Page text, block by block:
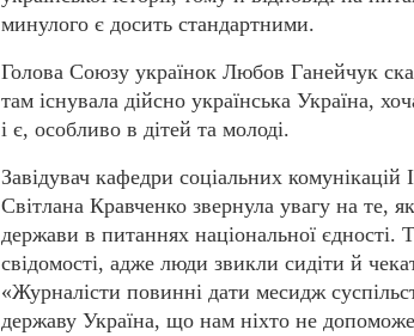
минулого є досить стандартними.
Голова Союзу українок Любов Ганейчук
там існувала дійсно українська Україна,
і є, особливо в дітей та молоді.
Завідувач кафедри соціальних
Світлана Кравченко звернула увагу на те,
держави в питаннях національної єдності.
свідомості, адже люди звикли сидіти й
«Журналісти повинні дати месидж
державу Україна, що нам ніхто не